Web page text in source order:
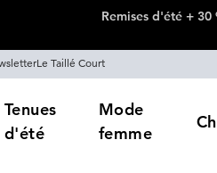
Remises d'été +
Le Taillé Court
Tenues
d'été
Mode
femme